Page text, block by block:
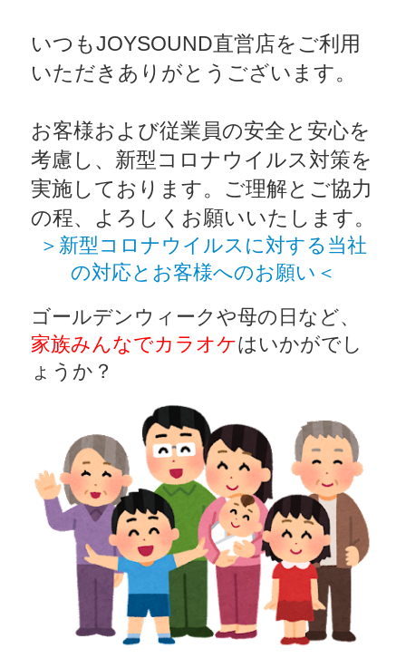
いつもJOYSOUND直営店をご利用
いただきありがとうございます。
お客様および従業員の安全と安心を
考慮し、新型コロナウイルス対策を
実施しております。ご理解とご協力
の程、よろしくお願いいたします。
＞新型コロナウイルスに対する当社
の対応とお客様へのお願い＜
ゴールデンウィークや母の日など、
家族みんなでカラオケはいかがでし
ょうか？